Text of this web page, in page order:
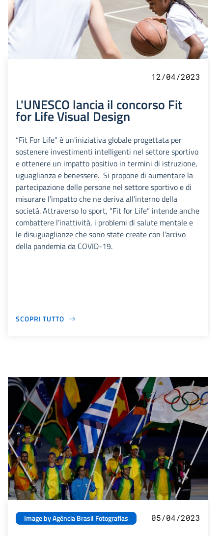
12/04/2023
L'UNESCO lancia il concorso Fit
for Life Visual Design
“Fit For Life” è un'iniziativa globale progettata per
sostenere investimenti intelligenti nel settore sportivo
e ottenere un impatto positivo in termini di istruzione,
uguaglianza e benessere. Si propone di aumentare la
partecipazione delle persone nel settore sportivo e di
misurare l’impatto che ne deriva all’interno della
società. Attraverso lo sport, “Fit for Life” intende anche
combattere l’inattività, i problemi di salute mentale e
le disuguaglianze che sono state create con l’arrivo
della pandemia da COVID-19.
SCOPRI TUTTO
Image by Agência Brasil Fotografias 05/04/2023